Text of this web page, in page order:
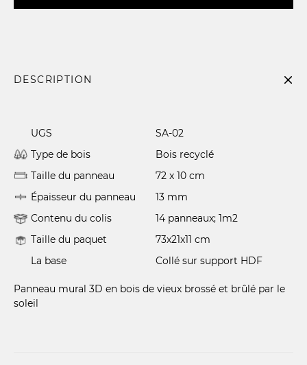
DESCRIPTION
UGS
SA-02
Type de bois
Bois recyclé
Taille du panneau
72 x 10 cm
Épaisseur du panneau
13 mm
Contenu du colis
14 panneaux; 1m2
Taille du paquet
73x21x11 cm
La base
Collé sur support HDF
Panneau mural 3D en bois de vieux brossé et brûlé par le
soleil